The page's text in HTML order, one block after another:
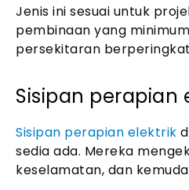
Jenis ini sesuai untuk
pembinaan yang
persekitaran
Sisipan perapian
Sisipan perapian elektrik
sedia ada. Mereka
keselamatan, dan